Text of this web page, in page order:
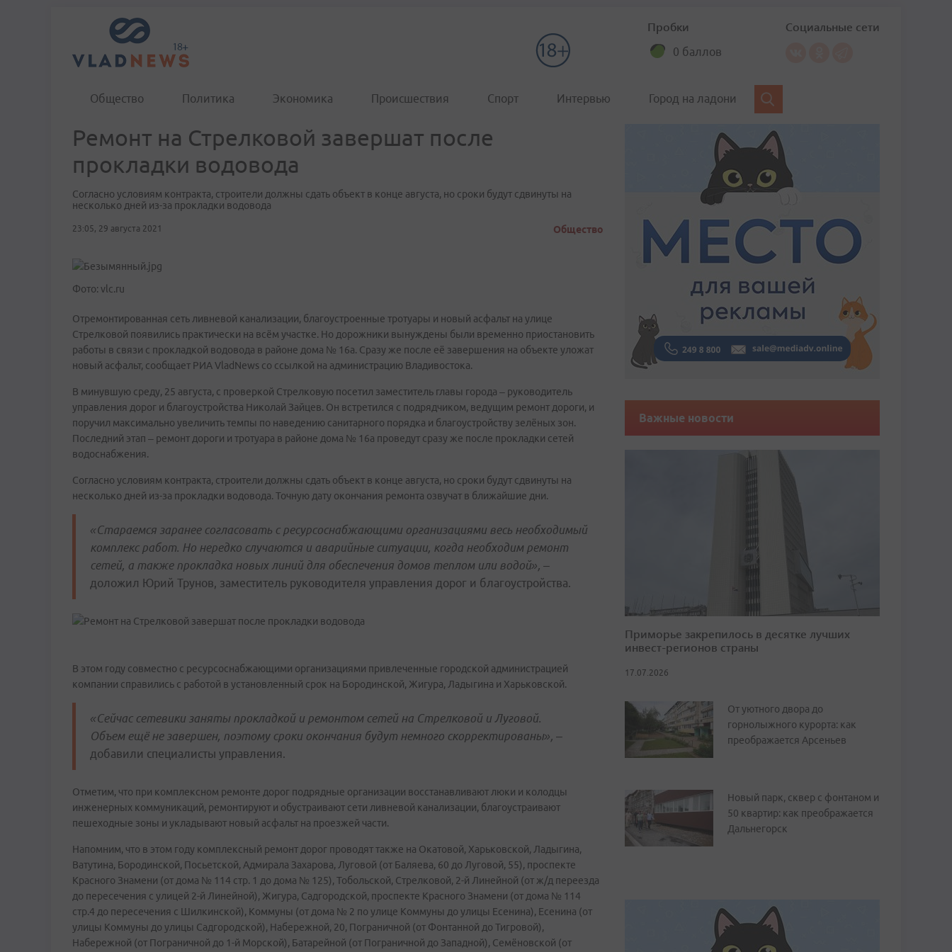
Пробки
0 баллов
Социальные сети
Общество Политика Экономика Происшествия Спорт Интервью Город на ладони
Ремонт на Стрелковой завершат после
прокладки водовода
Согласно условиям контракта, строители должны сдать объект в конце августа, но сроки будут сдвинуты на
несколько дней из-за прокладки водовода
23:05, 29 августа 2021 Общество
Фото: vlc.ru
Отремонтированная сеть ливневой канализации, благоустроенные тротуары и новый асфальт на улице
Стрелковой появились практически на всём участке. Но дорожники вынуждены были временно приостановить
работы в связи с прокладкой водовода в районе дома № 16а. Сразу же после её завершения на объекте уложат
новый асфальт, сообщает РИА VladNews со ссылкой на администрацию Владивостока.
В минувшую среду, 25 августа, с проверкой Стрелковую посетил заместитель главы города – руководитель
управления дорог и благоустройства Николай Зайцев. Он встретился с подрядчиком, ведущим ремонт дороги, и
поручил максимально увеличить темпы по наведению санитарного порядка и благоустройству зелёных зон.
Последний этап – ремонт дороги и тротуара в районе дома № 16а проведут сразу же после прокладки сетей
водоснабжения.
Согласно условиям контракта, строители должны сдать объект в конце августа, но сроки будут сдвинуты на
несколько дней из-за прокладки водовода. Точную дату окончания ремонта озвучат в ближайшие дни.
«Стараемся заранее согласовать с ресурсоснабжающими организациями весь необходимый
комплекс работ. Но нередко случаются и аварийные ситуации, когда необходим ремонт
сетей, а также прокладка новых линий для обеспечения домов теплом или водой», –
доложил Юрий Трунов, заместитель руководителя управления дорог и благоустройства.
В этом году совместно с ресурсоснабжающими организациями привлеченные городской администрацией
компании справились с работой в установленный срок на Бородинской, Жигура, Ладыгина и Харьковской.
«Сейчас сетевики заняты прокладкой и ремонтом сетей на Стрелковой и Луговой.
Объем ещё не завершен, поэтому сроки окончания будут немного скорректированы», –
добавили специалисты управления.
Отметим, что при комплексном ремонте дорог подрядные организации восстанавливают люки и колодцы
инженерных коммуникаций, ремонтируют и обустраивают сети ливневой канализации, благоустраивают
пешеходные зоны и укладывают новый асфальт на проезжей части.
Напомним, что в этом году комплексный ремонт дорог проводят также на Окатовой, Харьковской, Ладыгина,
Ватутина, Бородинской, Посьетской, Адмирала Захарова, Луговой (от Баляева, 60 до Луговой, 55), проспекте
Красного Знамени (от дома № 114 стр. 1 до дома № 125), Тобольской, Стрелковой, 2-й Линейной (от ж/д переезда
до пересечения с улицей 2-й Линейной), Жигура, Садгородской, проспекте Красного Знамени (от дома № 114
стр.4 до пересечения с Шилкинской), Коммуны (от дома № 2 по улице Коммуны до улицы Есенина), Есенина (от
улицы Коммуны до улицы Садгородской), Набережной, 20, Пограничной (от Фонтанной до Тигровой),
Набережной (от Пограничной до 1-й Морской), Батарейной (от Пограничной до Западной), Семёновской (от
Важные новости
Приморье закрепилось в десятке лучших
инвест-регионов страны
17.07.2026
От уютного двора до
горнолыжного курорта: как
преображается Арсеньев
Новый парк, сквер с фонтаном и
50 квартир: как преображается
Дальнегорск